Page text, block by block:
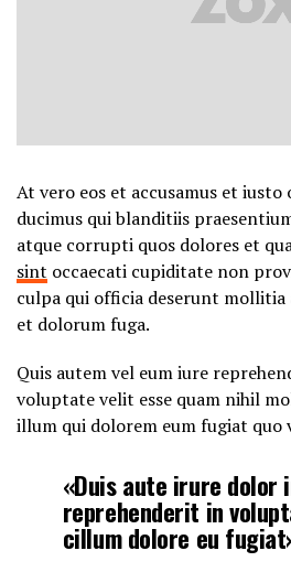
At vero eos et accusamus et iusto
ducimus qui blanditiis
atque corrupti quos dolores et
sint occaecati cupiditate non
culpa qui officia deserunt
et dolorum fuga.
Quis autem vel eum iure
voluptate velit esse quam nihil
illum qui dolorem eum fugiat
«Duis aute irure dolor
reprehenderit in
cillum dolore eu